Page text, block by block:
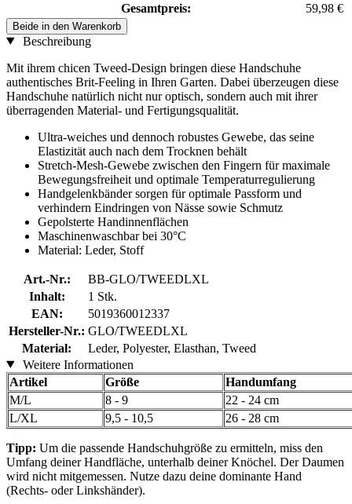
Gesamtpreis:
59,98 €
Beide in den Warenkorb
Beschreibung
Mit ihrem chicen Tweed-Design bringen diese Handschuhe
authentisches Brit-Feeling in Ihren Garten. Dabei überzeugen diese
Handschuhe natürlich nicht nur optisch, sondern auch mit ihrer
überragenden Material- und Fertigungsqualität.
Ultra-weiches und dennoch robustes Gewebe, das seine
Elastizität auch nach dem Trocknen behält
Stretch-Mesh-Gewebe zwischen den Fingern für maximale
Bewegungsfreiheit und optimale Temperaturregulierung
Handgelenkbänder sorgen für optimale Passform und
verhindern Eindringen von Nässe sowie Schmutz
Gepolsterte Handinnenflächen
Maschinenwaschbar bei 30°C
Material: Leder, Stoff
Art.-Nr.:
BB-GLO/TWEEDLXL
Inhalt:
1 Stk.
EAN:
5019360012337
Hersteller-Nr.: GLO/TWEEDLXL
Material:
Leder, Polyester, Elasthan, Tweed
Weitere Informationen
Artikel
Größe
Handumfang
M/L
8 - 9
22 - 24 cm
L/XL
9,5 - 10,5 26 - 28 cm
Tipp: Um die passende Handschuhgröße zu ermitteln, miss den
Umfang deiner Handfläche, unterhalb deiner Knöchel. Der Daumen
wird nicht mitgemessen. Nutze dazu deine dominante Hand
(Rechts- oder Linkshänder).